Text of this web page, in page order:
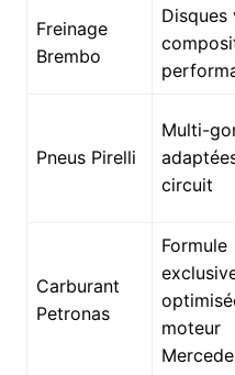
Freinage
Brembo
Disques
Pneus Pirelli
Multi-
circuit
Carburant
Petronas
Formule
moteur